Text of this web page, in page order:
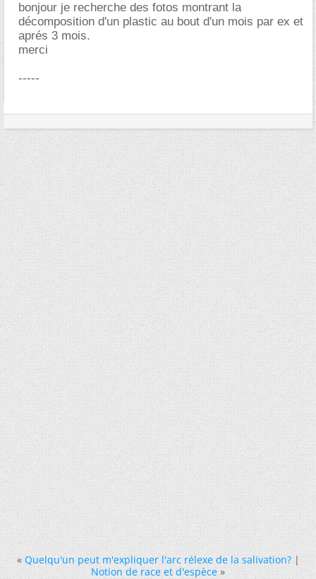
bonjour je recherche des fotos montrant la
décomposition d'un plastic au bout d'un mois par ex et
aprés 3 mois.
merci
-----
« Quelqu'un peut m'expliquer l'arc rélexe de la salivation?|
Notion de race et d'espèce »